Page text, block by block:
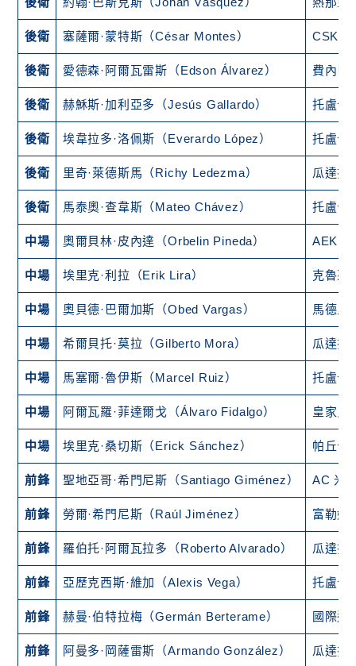
後衛 塞薩爾·蒙特斯（César Montes） CSKA
後衛 愛德森·阿爾瓦雷斯（Edson Álvarez） 費內巴
後衛 赫穌斯·加利亞多（Jesús Gallardo） 托盧卡
後衛 埃韋拉多·洛佩斯（Everardo López） 托盧卡
後衛 里奇·萊德斯馬（Richy Ledezma） 瓜達拉
後衛 馬泰奧·查韋斯（Mateo Chávez） 托盧卡
中場 奧爾貝林·皮內達（Orbelin Pineda） AEK
中場 埃里克·利拉（Erik Lira） 克魯茲
中場 奧貝德·巴爾加斯（Obed Vargas） 馬德里
中場 希爾貝托·莫拉（Gilberto Mora） 瓜達拉
中場 馬塞爾·魯伊斯（Marcel Ruiz） 托盧卡
中場 阿爾瓦羅·菲達爾戈（Álvaro Fidalgo） 皇家貝
中場 埃里克·桑切斯（Erick Sánchez） 帕丘卡
前鋒 聖地亞哥·希門尼斯（Santiago Giménez） AC 米
前鋒 勞爾·希門尼斯（Raúl Jiménez） 富勒姆
前鋒 羅伯托·阿爾瓦拉多（Roberto Alvarado） 瓜達拉
前鋒 亞歷克西斯·維加（Alexis Vega） 托盧卡
前鋒 赫曼·伯特拉梅（Germán Berterame） 國際邁
前鋒 阿曼多·岡薩雷斯（Armando González） 瓜達拉